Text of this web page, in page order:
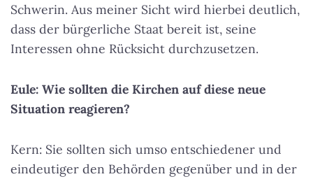
Schwerin. Aus meiner Sicht wird hierbei deutlich,
dass der bürgerliche Staat bereit ist, seine
Interessen ohne Rücksicht durchzusetzen.
Eule: Wie sollten die Kirchen auf diese neue
Situation reagieren?
Kern: Sie sollten sich umso entschiedener und
eindeutiger den Behörden gegenüber und in der